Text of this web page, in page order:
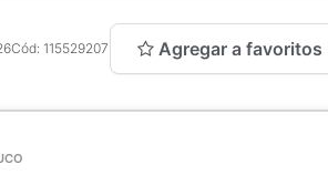
Cód: 115529207 Agregar a favoritos